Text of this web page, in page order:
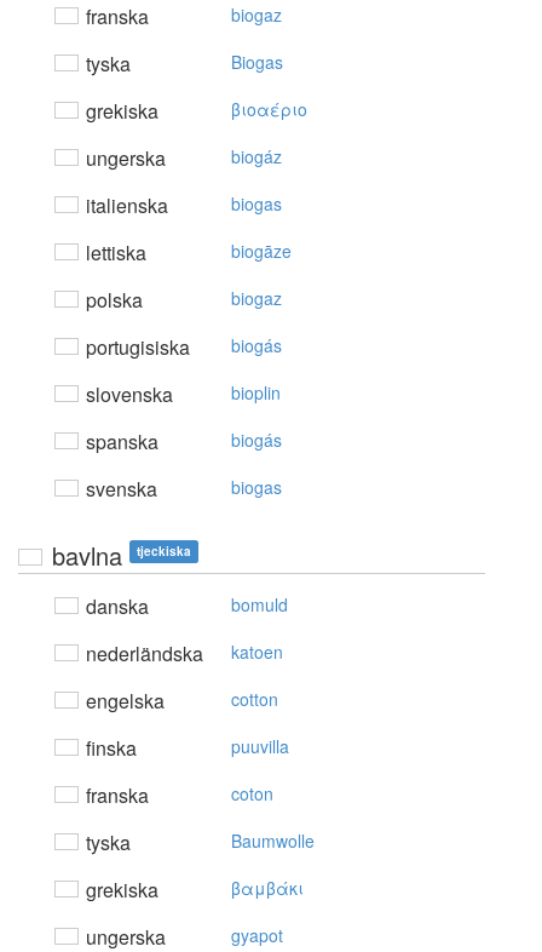
franska biogaz
tyska Biogas
grekiska βιoαέριo
ungerska biogáz
italienska biogas
lettiska biogāze
polska biogaz
portugisiska biogás
slovenska bioplin
spanska biogás
svenska biogas
bavlna tjeckiska
danska bomuld
nederländska katoen
engelska cotton
finska puuvilla
franska coton
tyska Baumwolle
grekiska βαμβάκι
ungerska gyapot